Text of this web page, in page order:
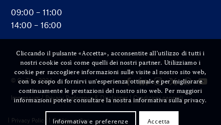
09:00 – 11:00
14:00 – 16:00
© Cc-Ti — 2024
Impressum Privacy Preference & Disclaimer Condizioni generali
Privacy Policy Cookies policy
Cliccando il pulsante «Accetta», acconsentite all’utilizzo di tutti i
nostri cookie così come quelli dei nostri partner. Utilizziamo i
cookie per raccogliere informazioni sulle visite al nostro sito web,
con lo scopo di fornirvi un'esperienza ottimale e per migliorare
continuamente le prestazioni del nostro sito web. Per maggiori
informazioni potete consultare la nostra informativa sulla privacy.
Informativa e preferenze Accetta